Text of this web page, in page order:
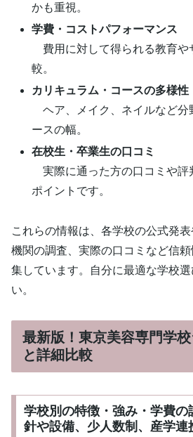
かも重視。
学費・コストパフォーマンス
費用に対して得られる教育や
較。
カリキュラム・コースの多様性
ヘア、メイク、ネイルなど分
ースの幅。
在校生・卒業生の口コミ
実際に通った方の口コミや評
ポイントです。
これらの情報は、各学校の公式発
機関の調査、実際の口コミなど信
集しています。自分に最適な学校
い。
最新版！東京美容専門学
と詳細比較
学校別の特徴・強み・学費の
針や設備、少人数制、産学連